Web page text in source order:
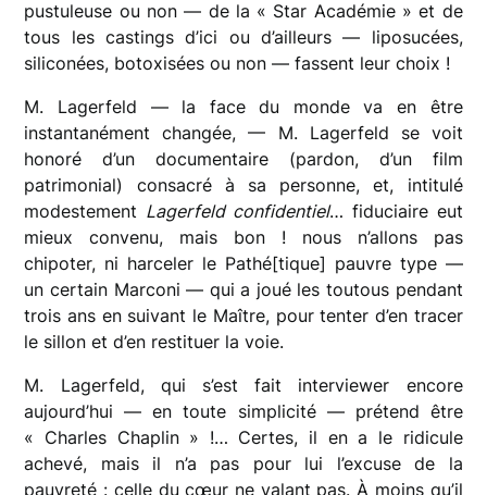
pustuleuse ou non — de la « Star Académie » et de
tous les castings d’ici ou d’ailleurs — liposucées,
siliconées, botoxisées ou non — fassent leur choix !
M. Lagerfeld — la face du monde va en être
instantanément changée, — M. Lagerfeld se voit
honoré d’un documentaire (pardon, d’un film
patrimonial) consacré à sa personne, et, intitulé
modestement Lagerfeld confidentiel… fiduciaire eut
mieux convenu, mais bon ! nous n’allons pas
chipoter, ni harceler le Pathé[tique] pauvre type —
un certain Marconi — qui a joué les toutous pendant
trois ans en suivant le Maître, pour tenter d’en tracer
le sillon et d’en restituer la voie.
M. Lagerfeld, qui s’est fait interviewer encore
aujourd’hui — en toute simplicité — prétend être
« Charles Chaplin » !… Certes, il en a le ridicule
achevé, mais il n’a pas pour lui l’excuse de la
pauvreté : celle du cœur ne valant pas. À moins qu’il